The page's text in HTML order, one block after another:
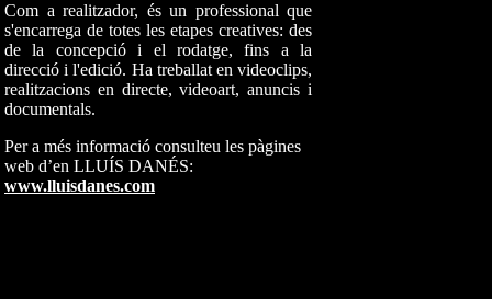
Com a realitzador, és un professional que
s'encarrega de totes les etapes creatives: des
de la concepció i el rodatge, fins a la
direcció i l'edició. Ha treballat en videoclips,
realitzacions en directe, videoart, anuncis i
documentals.
Per a més informació consulteu les pàgines
web d’en LLUÍS DANÉS:
www.lluisdanes.com